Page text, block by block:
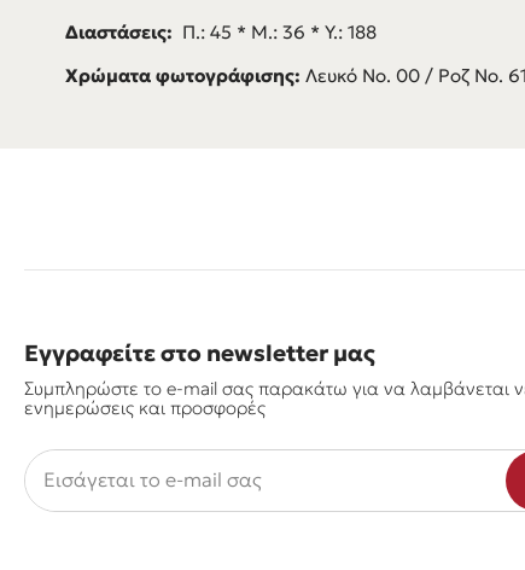
Διαστάσεις: Π.: 45 * M.: 36 * Y.: 188
Χρώματα φωτογράφισης: Λευκό Νο. 00 / Ροζ Νο. 61
Εγγραφείτε στο newsletter μας
Συμπληρώστε το e-mail σας παρακάτω για να λαμβάνεται
ενημερώσεις και προσφορές